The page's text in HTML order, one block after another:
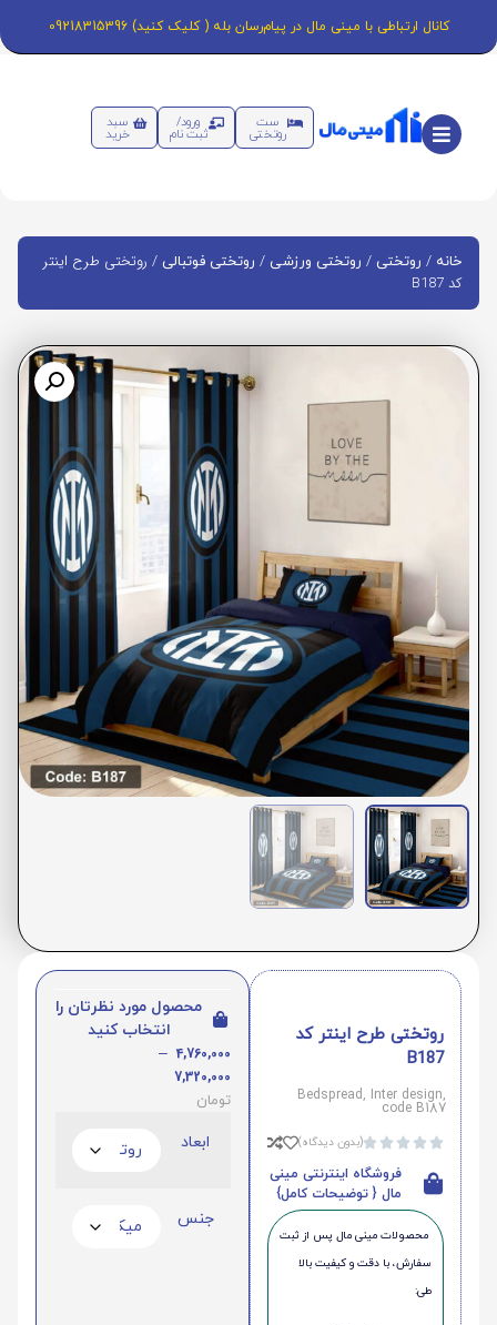
کانال ارتباطی با مینی مال در پیام‌رسان بله ( کلیک کنید) 09218315396
ست
روتختی
ورود/
ثبت نام
سبد
خرید
خانه / روتختی / روتختی ورزشی / روتختی فوتبالی / روتختی طرح اینتر
کد B187
روتختی طرح اینتر کد
B187
Bedspread, Inter design,
code B187




(بدون دیدگاه)
فروشگاه اینترنتی مینی
مال { توضیحات کامل}
محصولات مینی‌ مال پس از ثبت
سفارش، با دقت و کیفیت بالا
طی:
محصول مورد نظرتان را
انتخاب کنید
4,760,000
–
7,320,000
تومان
ابعاد
جنس